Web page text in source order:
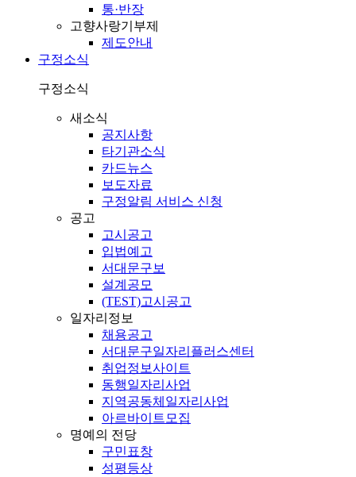
통·반장
고향사랑기부제
제도안내
구정소식
구정소식
새소식
공지사항
타기관소식
카드뉴스
보도자료
구정알림 서비스 신청
공고
고시공고
입법예고
서대문구보
설계공모
(TEST)고시공고
일자리정보
채용공고
서대문구일자리플러스센터
취업정보사이트
동행일자리사업
지역공동체일자리사업
아르바이트모집
명예의 전당
구민표창
성평등상